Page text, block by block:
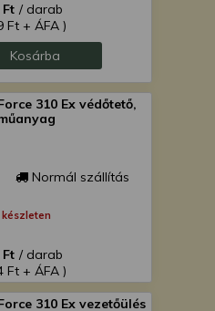
Ft / darab
Ft + ÁFA )
Kosárba
310 Ex védőtető,
Normál szállítás
készleten
Ft / darab
Ft + ÁFA )
310 Ex vezetőülés